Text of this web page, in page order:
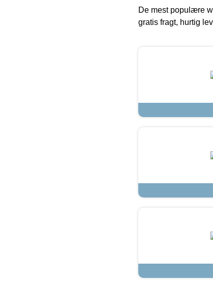
De mest populære
gratis fragt, hurtig